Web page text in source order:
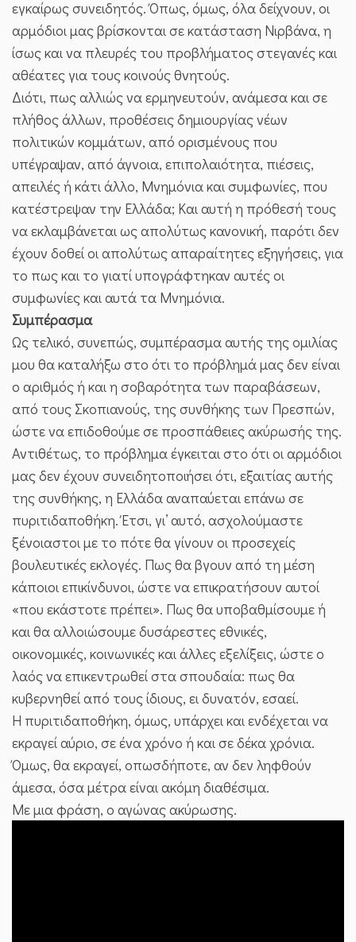
εγκαίρως συνειδητός. Όπως, όμως, όλα δείχνουν, οι
αρμόδιοι μας βρίσκονται σε κατάσταση Νιρβάνα, η
ίσως και να πλευρές του προβλήματος στεγανές και
αθέατες για τους κοινούς θνητούς.
Διότι, πως αλλιώς να ερμηνευτούν, ανάμεσα και σε
πλήθος άλλων, προθέσεις δημιουργίας νέων
πολιτικών κομμάτων, από ορισμένους που
υπέγραψαν, από άγνοια, επιπολαιότητα, πιέσεις,
απειλές ή κάτι άλλο, Μνημόνια και συμφωνίες, που
κατέστρεψαν την Ελλάδα; Και αυτή η πρόθεσή τους
να εκλαμβάνεται ως απολύτως κανονική, παρότι δεν
έχουν δοθεί οι απολύτως απαραίτητες εξηγήσεις, για
το πως και το γιατί υπογράφτηκαν αυτές οι
συμφωνίες και αυτά τα Μνημόνια.
Συμπέρασμα
Ως τελικό, συνεπώς, συμπέρασμα αυτής της ομιλίας
μου θα καταλήξω στο ότι το πρόβλημά μας δεν είναι
ο αριθμός ή και η σοβαρότητα των παραβάσεων,
από τους Σκοπιανούς, της συνθήκης των Πρεσπών,
ώστε να επιδοθούμε σε προσπάθειες ακύρωσής της.
Αντιθέτως, το πρόβλημα έγκειται στο ότι οι αρμόδιοι
μας δεν έχουν συνειδητοποιήσει ότι, εξαιτίας αυτής
της συνθήκης, η Ελλάδα αναπαύεται επάνω σε
πυριτιδαποθήκη. Έτσι, γι’ αυτό, ασχολούμαστε
ξένοιαστοι με το πότε θα γίνουν οι προσεχείς
βουλευτικές εκλογές. Πως θα βγουν από τη μέση
κάποιοι επικίνδυνοι, ώστε να επικρατήσουν αυτοί
«που εκάστοτε πρέπει». Πως θα υποβαθμίσουμε ή
και θα αλλοιώσουμε δυσάρεστες εθνικές,
οικονομικές, κοινωνικές και άλλες εξελίξεις, ώστε ο
λαός να επικεντρωθεί στα σπουδαία: πως θα
κυβερνηθεί από τους ίδιους, ει δυνατόν, εσαεί.
Η πυριτιδαποθήκη, όμως, υπάρχει και ενδέχεται να
εκραγεί αύριο, σε ένα χρόνο ή και σε δέκα χρόνια.
Όμως, θα εκραγεί, οπωσδήποτε, αν δεν ληφθούν
άμεσα, όσα μέτρα είναι ακόμη διαθέσιμα.
Με μια φράση, ο αγώνας ακύρωσης.